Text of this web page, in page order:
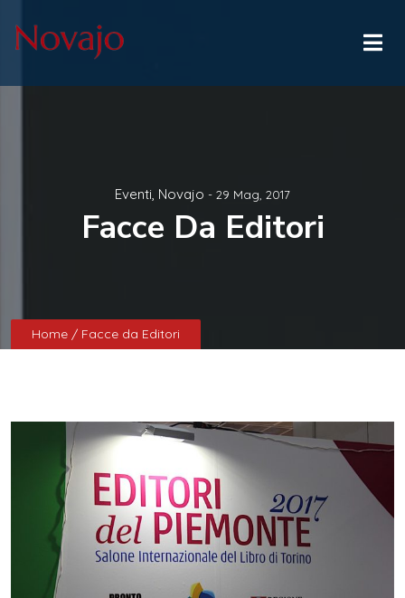
Eventi, Novajo - 29 Mag, 2017
Facce Da Editori
Home / Facce da Editori